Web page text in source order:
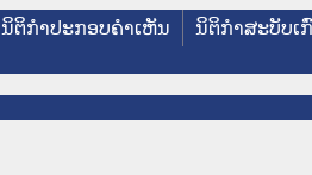
ນິຕິກໍາປະກອບຄໍາເຫັນ ນິຕິກໍາສະບັບເ